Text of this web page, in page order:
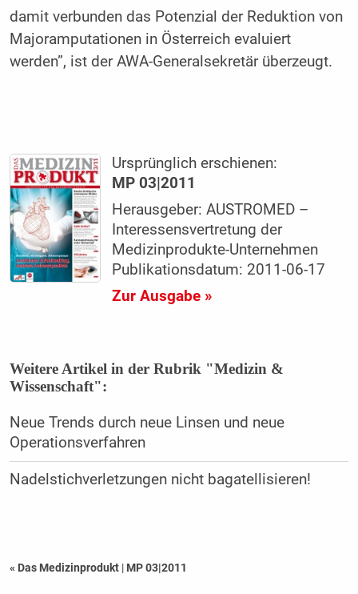
damit verbunden das Potenzial der Reduktion von
Majoramputationen in Österreich evaluiert
werden”, ist der AWA-Generalsekretär überzeugt.
Ursprünglich erschienen:
MP 03|2011
Herausgeber: AUSTROMED –
Interessensvertretung der
Medizinprodukte-Unternehmen
Publikationsdatum: 2011-06-17
Zur Ausgabe »
Weitere Artikel in der Rubrik "Medizin &
Wissenschaft":
Neue Trends durch neue Linsen und neue
Operationsverfahren
Nadelstichverletzungen nicht bagatellisieren!
« Das Medizinprodukt | MP 03|2011